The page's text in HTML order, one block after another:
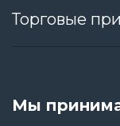
Торговые
Мы